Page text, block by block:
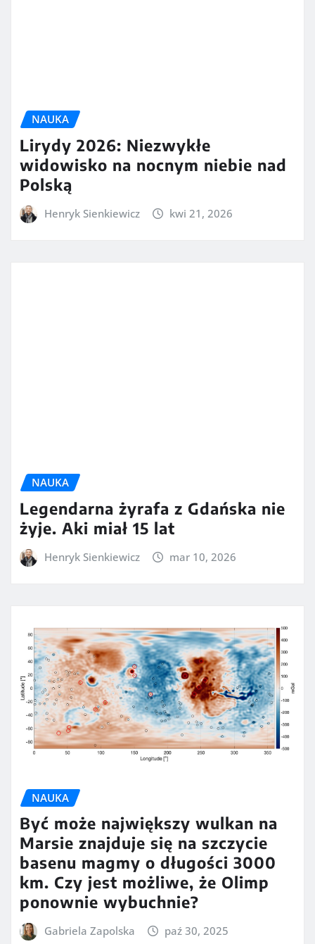
NAUKA
Lirydy 2026: Niezwykłe
widowisko na nocnym niebie nad
Polską
Henryk Sienkiewicz kwi 21, 2026
NAUKA
Legendarna żyrafa z Gdańska nie
żyje. Aki miał 15 lat
Henryk Sienkiewicz mar 10, 2026
NAUKA
Być może największy wulkan na
Marsie znajduje się na szczycie
basenu magmy o długości 3000
km. Czy jest możliwe, że Olimp
ponownie wybuchnie?
Gabriela Zapolska paź 30, 2025